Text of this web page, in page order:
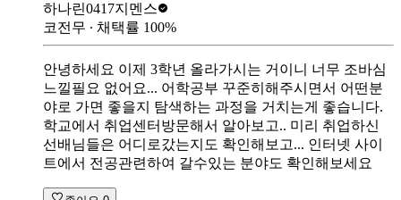
하나린0417지멘스
코전무 ∙ 채택률 100%
안녕하세요 이제 3학년 올라가시는 거이니 너무 조바심
느낄필요 없어요... 어학공부 꾸준히해주시면서 어떤분
야로 가면 좋을지 탐색하는 과정을 거치는게 좋습니다.
학교에서 취업센터방문해서 알아보고.. 미리 취업하신
선배님들은 어디로갔는지도 확인해보고... 인터넷 사이
트에서 전공관련하여 갈수있는 분야도 확인해보세요